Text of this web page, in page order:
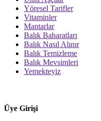
Yöresel Tarifler
Vitaminler
Mantarlar
Balık Baharatları
Balık Nasıl Alınır
Balık Temizleme
Balık Mevsimleri
Yemekteyiz
Üye Girişi